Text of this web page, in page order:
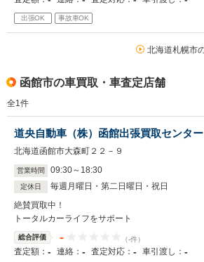
出張OK 事故車OK
北海道札幌市
函館市の車買取・車査定店舗
全1件
道央自動車（株）函館出張買取センター
北海道函館市大森町２２－９
営業時間 09:30～ 18:30
定休日
毎週月曜日・第二日曜日・祝日
絶賛買取中！
トータルカーライフをサポート
総合評価 - （-件）
査定額： - 連絡： - 査定対応： - 車引渡し： -